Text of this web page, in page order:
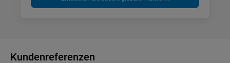
Kundenreferenzen